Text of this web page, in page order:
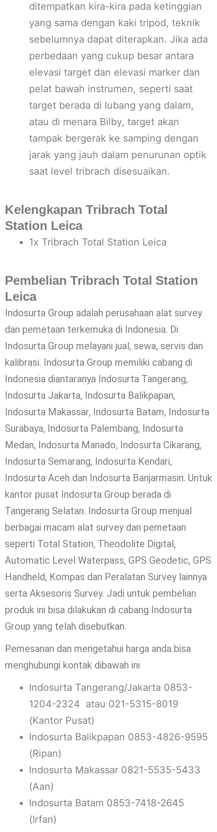
ditempatkan kira-kira pada ketinggian
yang sama dengan kaki tripod, teknik
sebelumnya dapat diterapkan. Jika ada
perbedaan yang cukup besar antara
elevasi target dan elevasi marker dan
pelat bawah instrumen, seperti saat
target berada di lubang yang dalam,
atau di menara Bilby, target akan
tampak bergerak ke samping dengan
jarak yang jauh dalam penurunan optik
saat level tribrach disesuaikan.
Kelengkapan Tribrach Total
Station Leica
1x Tribrach Total Station Leica
Pembelian Tribrach Total Station
Leica
Indosurta Group adalah perusahaan alat survey
dan pemetaan terkemuka di Indonesia. Di
Indosurta Group melayani jual, sewa, servis dan
kalibrasi. Indosurta Group memiliki cabang di
Indonesia diantaranya Indosurta Tangerang,
Indosurta Jakarta, Indosurta Balikpapan,
Indosurta Makassar, Indosurta Batam, Indosurta
Surabaya, Indosurta Palembang, Indosurta
Medan, Indosurta Manado, Indosurta Cikarang,
Indosurta Semarang, Indosurta Kendari,
Indosurta Aceh dan Indosurta Banjarmasin. Untuk
kantor pusat Indosurta Group berada di
Tangerang Selatan. Indosurta Group menjual
berbagai macam alat survey dan pemetaan
seperti Total Station, Theodolite Digital,
Automatic Level Waterpass, GPS Geodetic, GPS
Handheld, Kompas dan Peralatan Survey lainnya
serta Aksesoris Survey. Jadi untuk pembelian
produk ini bisa dilakukan di cabang Indosurta
Group yang telah disebutkan.
Pemesanan dan mengetahui harga anda bisa
menghubungi kontak dibawah ini
Indosurta Tangerang/Jakarta 0853-
1204-2324 atau 021-5315-8019
(Kantor Pusat)
Indosurta Balikpapan 0853-4826-9595
(Ripan)
Indosurta Makassar 0821-5535-5433
(Aan)
Indosurta Batam 0853-7418-2645
(Irfan)